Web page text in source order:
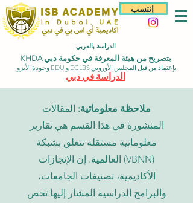
إنتسب
الدراسة بالعربي
بتصريح من هيئة المعرفة في حكومة دبي KHDA
بإعتماد من قبل المجلس الأوروبي ECLBS و EDU وجودة الأيزو
الدراسة في دبي
ملاحظة معلوماتية: المقالات
المنشورة في هذا القسم هي تقارير
معلوماتية مستقلة تتعلق بشبكة
(VBNN) العالمية. إن الإنجازات
الأكاديمية، تصنيفات الجامعات،
والبرامج الدراسية المشار إليها تخص